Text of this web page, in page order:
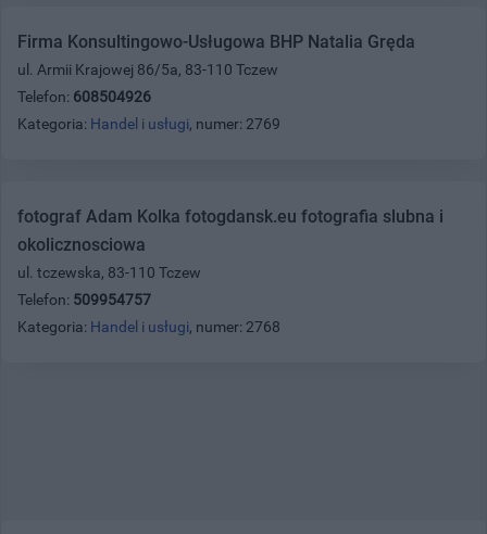
Firma Konsultingowo-Usługowa BHP Natalia Gręda
ul. Armii Krajowej 86/5a, 83-110 Tczew
Telefon: 608504926
Kategoria: Handel i usługi, numer: 2769
fotograf Adam Kolka fotogdansk.eu fotografia slubna i
okolicznosciowa
ul. tczewska, 83-110 Tczew
Telefon: 509954757
Kategoria: Handel i usługi, numer: 2768